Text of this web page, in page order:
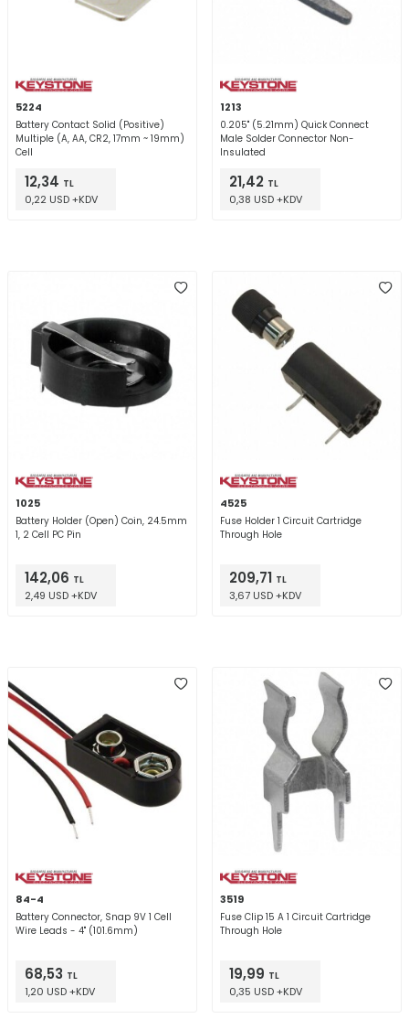
5224
Battery Contact Solid (Positive)
Multiple (A, AA, CR2, 17mm ~ 19mm)
Cell
12,34 TL
0,22 USD +KDV
1213
0.205" (5.21mm) Quick Connect
Male Solder Connector Non-
Insulated
21,42 TL
0,38 USD +KDV
1025
Battery Holder (Open) Coin, 24.5mm
1, 2 Cell PC Pin
142,06 TL
2,49 USD +KDV
4525
Fuse Holder 1 Circuit Cartridge
Through Hole
209,71 TL
3,67 USD +KDV
84-4
Battery Connector, Snap 9V 1 Cell
Wire Leads - 4" (101.6mm)
68,53 TL
1,20 USD +KDV
3519
Fuse Clip 15 A 1 Circuit Cartridge
Through Hole
19,99 TL
0,35 USD +KDV